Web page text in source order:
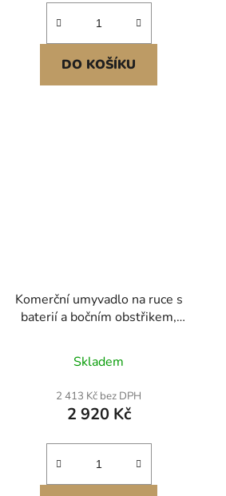
DO KOŠÍKU
Komerční umyvadlo na ruce s
baterií a bočním obstřikem,
umyvadlo na ruce, nástěnné
umyvadlo do restaurace, kuchyně,
baru, garáže a domácnosti,
17x12,8 palce
Skladem
2 413 Kč bez DPH
2 920 Kč